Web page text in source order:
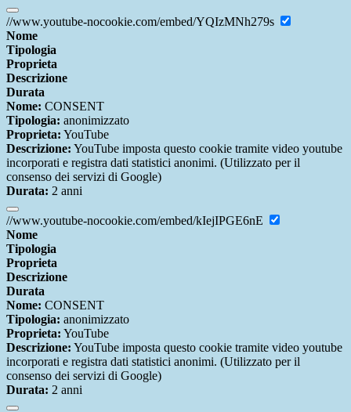
//www.youtube-nocookie.com/embed/YQIzMNh279s
Nome
Tipologia
Proprieta
Descrizione
Durata
Nome: CONSENT
Tipologia: anonimizzato
Proprieta: YouTube
Descrizione: YouTube imposta questo cookie tramite video youtube
incorporati e registra dati statistici anonimi. (Utilizzato per il
consenso dei servizi di Google)
Durata: 2 anni
//www.youtube-nocookie.com/embed/kIejIPGE6nE
Nome
Tipologia
Proprieta
Descrizione
Durata
Nome: CONSENT
Tipologia: anonimizzato
Proprieta: YouTube
Descrizione: YouTube imposta questo cookie tramite video youtube
incorporati e registra dati statistici anonimi. (Utilizzato per il
consenso dei servizi di Google)
Durata: 2 anni